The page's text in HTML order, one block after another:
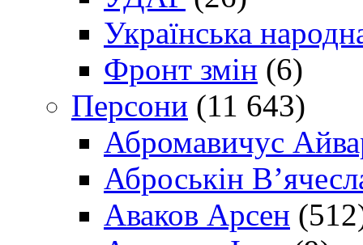
Українська
Фронт змін (6)
Персони (11 643)
Абромавичус
Аброськін
Аваков Арсен